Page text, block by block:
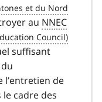
au NNEC
suffisant
de
cadre des